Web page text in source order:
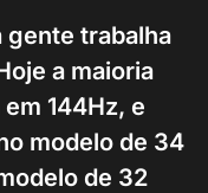
gente trabalha
a maioria
144Hz, e
modelo de 34
de 32